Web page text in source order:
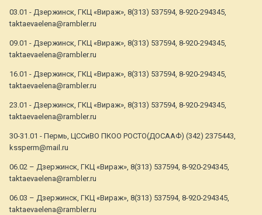
03.01 - Дзержинск, ГКЦ «Вираж», 8(313) 537594, 8-920-294345,
taktaevaelena@rambler.ru
09.01 - Дзержинск, ГКЦ «Вираж», 8(313) 537594, 8-920-294345,
taktaevaelena@rambler.ru
16.01 - Дзержинск, ГКЦ «Вираж», 8(313) 537594, 8-920-294345,
taktaevaelena@rambler.ru
23.01 - Дзержинск, ГКЦ «Вираж», 8(313) 537594, 8-920-294345,
taktaevaelena@rambler.ru
30-31.01 - Пермь, ЦССиВО ПКОО РОСТО(ДОСААФ) (342) 2375443,
kssperm@mail.ru
06.02 – Дзержинск, ГКЦ «Вираж», 8(313) 537594, 8-920-294345,
taktaevaelena@rambler.ru
06.03 – Дзержинск, ГКЦ «Вираж», 8(313) 537594, 8-920-294345,
taktaevaelena@rambler.ru